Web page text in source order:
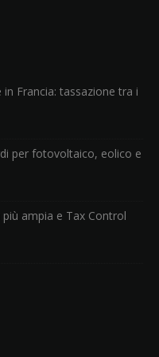
in Francia: tassazione tra i
per fotovoltaico, eolico e
ampia e Tax Control